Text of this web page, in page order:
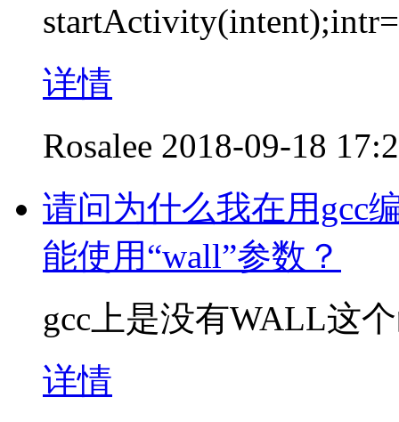
详情
Rosalee 2018-09-18
请问为什么我在用gcc
能使用“wall”参数？
gcc上是没有WALL这
详情